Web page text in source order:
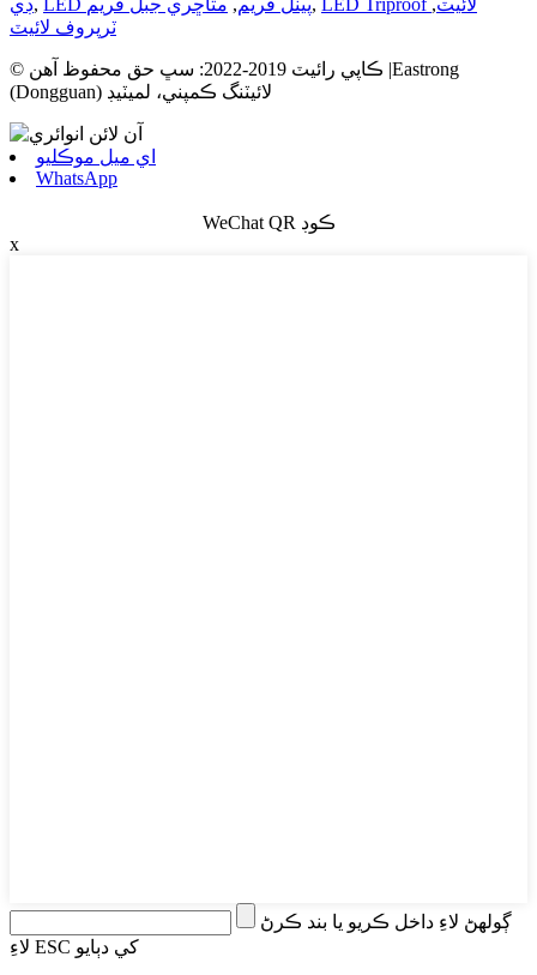
ٽرپروف لائيٽ
© ڪاپي رائيٽ 2019-2022: سڀ حق محفوظ آهن |Eastrong
(Dongguan) لائيٽنگ ڪمپني، لميٽيڊ
اي ميل موڪليو
WhatsApp
WeChat QR ڪوڊ
x
ڳولهڻ لاءِ داخل ڪريو يا بند ڪرڻ
لاءِ ESC کي دٻايو